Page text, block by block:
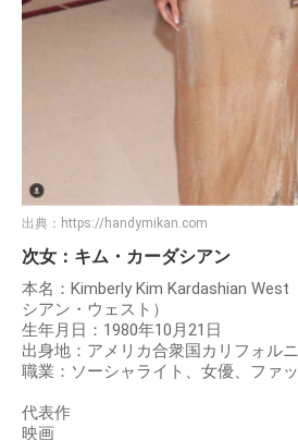
出典： https://handymikan.com
次女：キム・カーダシアン
本名：Kimberly Kim Kardashian
シアン・ウェスト）
生年月日：1980年10月21日
出身地：アメリカ合衆国カリフォル
職業：ソーシャライト、女優、ファ
代表作
映画